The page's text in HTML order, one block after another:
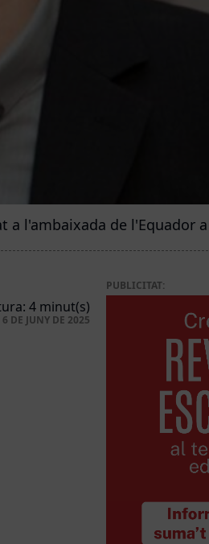
a l'ambaixada de l'Equador
4 minut(s)
6 DE JUNY DE 2025
PUBLICITAT: